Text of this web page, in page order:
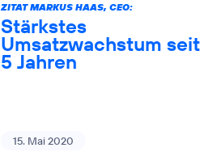
ZITAT MARKUS HAAS, CEO:
Stärkstes
Umsatzwachstum seit
5 Jahren
15. Mai 2020